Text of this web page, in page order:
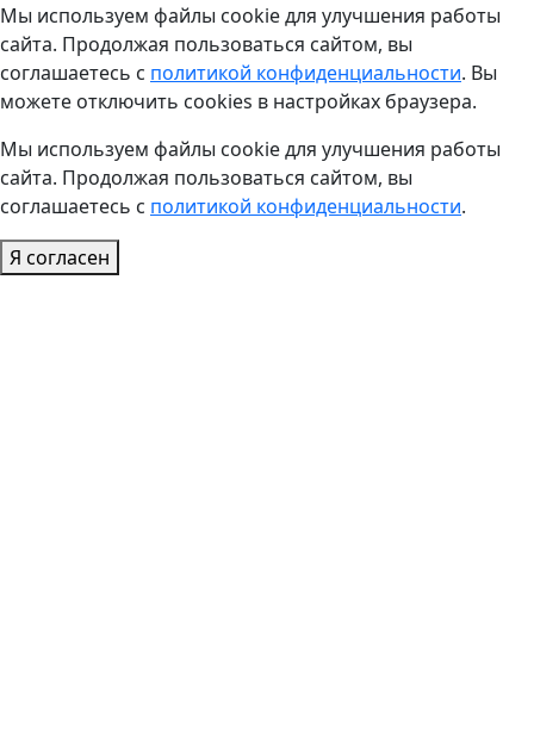
Мы используем файлы cookie для улучшения работы
сайта. Продолжая пользоваться сайтом, вы
соглашаетесь с политикой конфиденциальности. Вы
можете отключить cookies в настройках браузера.
Мы используем файлы cookie для улучшения работы
сайта. Продолжая пользоваться сайтом, вы
соглашаетесь с политикой конфиденциальности.
Я согласен